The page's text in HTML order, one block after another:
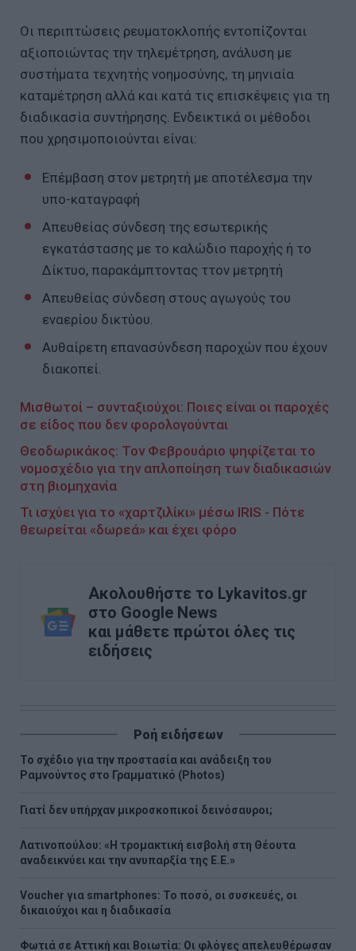
Οι περιπτώσεις ρευματοκλοπής εντοπίζονται
αξιοποιώντας την τηλεμέτρηση, ανάλυση με
συστήματα τεχνητής νοημοσύνης, τη μηνιαία
καταμέτρηση αλλά και κατά τις επισκέψεις για τη
διαδικασία συντήρησης. Ενδεικτικά οι μέθοδοι
που χρησιμοποιούνται είναι:
Επέμβαση στον μετρητή με αποτέλεσμα την
υπο-καταγραφή
Απευθείας σύνδεση της εσωτερικής
εγκατάστασης με το καλώδιο παροχής ή το
Δίκτυο, παρακάμπτοντας ττον μετρητή
Απευθείας σύνδεση στους αγωγούς του
εναερίου δικτύου.
Αυθαίρετη επανασύνδεση παροχών που έχουν
διακοπεί.
Μισθωτοί – συνταξιούχοι: Ποιες είναι οι παροχές
σε είδος που δεν φορολογούνται
Θεοδωρικάκος: Τον Φεβρουάριο ψηφίζεται το
νομοσχέδιο για την απλοποίηση των διαδικασιών
στη βιομηχανία
Τι ισχύει για το «χαρτζιλίκι» μέσω IRIS - Πότε
θεωρείται «δωρεά» και έχει φόρο
Ακολουθήστε το Lykavitos.gr
στο Google News
και μάθετε πρώτοι όλες τις
ειδήσεις
Ροή ειδήσεων
Το σχέδιο για την προστασία και ανάδειξη του
Ραμνούντος στο Γραμματικό (Photos)
Γιατί δεν υπήρχαν μικροσκοπικοί δεινόσαυροι;
Λατινοπούλου: «Η τρομακτική εισβολή στη Θέουτα
αναδεικνύει και την ανυπαρξία της Ε.Ε.»
Voucher για smartphones: Το ποσό, οι συσκευές, οι
δικαιούχοι και η διαδικασία
Φωτιά σε Αττική και Βοιωτία: Οι φλόγες απελευθέρωσαν